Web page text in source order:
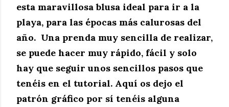
esta maravillosa blusa ideal para ir a la
playa, para las épocas más calurosas del
año. Una prenda muy sencilla de realizar,
se puede hacer muy rápido, fácil y solo
hay que seguir unos sencillos pasos que
tenéis en el tutorial. Aquí os dejo el
patrón gráfico por sí tenéis alguna